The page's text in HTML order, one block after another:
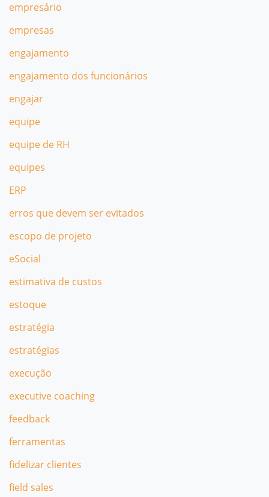
empresário
empresas
engajamento
engajamento dos funcionários
engajar
equipe
equipe de RH
equipes
ERP
erros que devem ser evitados
escopo de projeto
eSocial
estimativa de custos
estoque
estratégia
estratégias
execução
executive coaching
feedback
ferramentas
fidelizar clientes
field sales